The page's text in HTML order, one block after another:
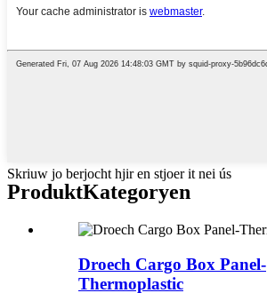
Skriuw jo berjocht hjir en stjoer it nei ús
ProduktKategoryen
Droech Cargo Box Panel-
Thermoplastic